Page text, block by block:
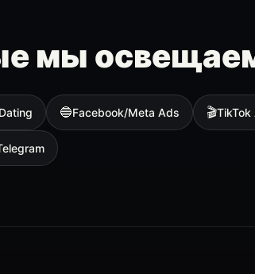
мы
Dating 🔵Facebook/Meta Ads 🎬TikTok